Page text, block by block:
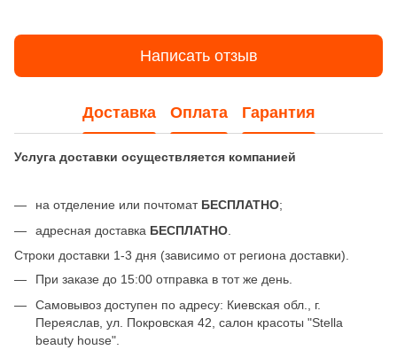
Написать отзыв
Доставка Оплата Гарантия
Услуга доставки осуществляется компанией
на отделение или почтомат БЕСПЛАТНО;
адресная доставка БЕСПЛАТНО
Строки доставки 1-3 дня (зависимо от региона доставки).
При заказе до 15:00 отправка в тот же день.
Самовывоз доступен по адресу: Киевская обл., г.
Переяслав, ул. Покровская 42, салон красоты "Stella
beauty house".